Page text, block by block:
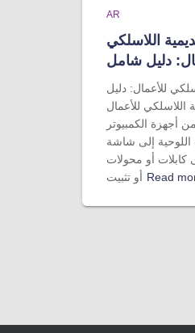
AR
اللاسلكي
دليل شامل
للأعمال: دليل
اللاسلكي للأعمال
أجهزة الكمبيوتر
اللوحية إلى شاشة
كابلات أو محولات
أو تثبيت Read